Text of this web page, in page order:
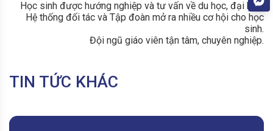
Học sinh được hướng nghiệp và tư vấn về du học, đại học.
Hệ thống đối tác và Tập đoàn mở ra nhiều cơ hội cho học
sinh.
Đội ngũ giáo viên tận tâm, chuyên nghiệp.
TIN TỨC KHÁC